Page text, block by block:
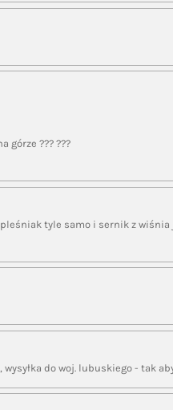
górze ??? ???
tyle samo i sernik z wiśnia
do woj. lubuskiego - tak